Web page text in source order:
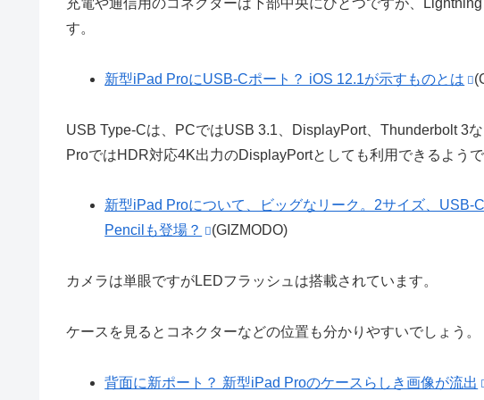
充電や通信用のコネクターは下部中央にひとつですが、
す。
新型iPad ProにUSB-Cポート？ iOS 12.1が示すものとは
USB Type-Cは、PCではUSB 3.1、DisplayPort、Thunderbolt 3
ProではHDR対応4K出力のDisplayPortとしても利用できるようで
新型iPad Proについて、ビッグなリーク。2サイズ、USB-
Pencilも登場？
(GIZMODO)
カメラは単眼ですがLEDフラッシュは搭載されています。
ケースを見るとコネクターなどの位置も分かりやすいでしょう。
背面に新ポート？ 新型iPad Proのケースらしき画像が流出